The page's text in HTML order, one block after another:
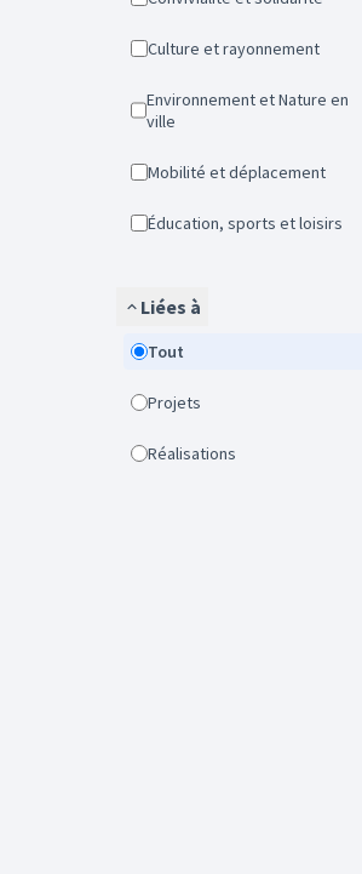
Culture et rayonnement
Environnement et Nature en
ville
Mobilité et déplacement
Éducation, sports et loisirs
Liées à
Tout
Projets
Réalisations